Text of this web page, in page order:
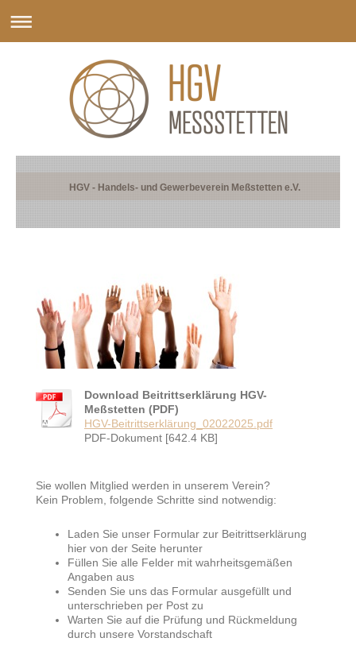
HGV - Handels- und Gewerbeverein Meßstetten e.V.
Download Beitrittserklärung HGV-
Meßstetten (PDF)
HGV-Beitrittserklärung_02022025.pdf
PDF-Dokument [642.4 KB]
Sie wollen Mitglied werden in unserem Verein?
Kein Problem, folgende Schritte sind notwendig:
Laden Sie unser Formular zur Beitrittserklärung
hier von der Seite herunter
Füllen Sie alle Felder mit wahrheitsgemäßen
Angaben aus
Senden Sie uns das Formular ausgefüllt und
unterschrieben per Post zu
Warten Sie auf die Prüfung und Rückmeldung
durch unsere Vorstandschaft